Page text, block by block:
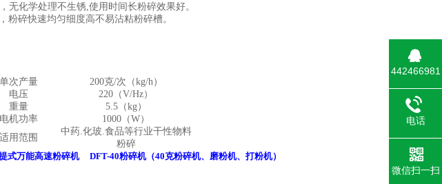
无化学处理不生锈,使用时间长粉碎效果好。
粉碎快速均匀细度高不易沾粘粉碎槽。
单次产量 200克/次（kg/h）
电压 220 （V/Hz）
重量 5.5（kg）
电机功率 1000 （W）
适用范围
中药.化玻.食品等行业干性物料
粉碎
式万能高速粉碎机 DFT-40粉碎机（40克粉碎机、磨粉机、打粉机）
442466981
电话
微信扫一扫